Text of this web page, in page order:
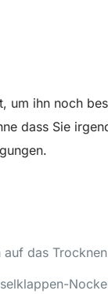
um ihn noch
dass Sie
das